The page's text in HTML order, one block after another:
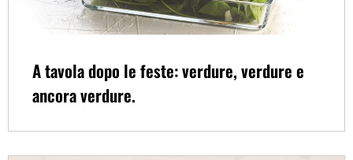
A tavola dopo le feste: verdure, verdure e
ancora verdure.